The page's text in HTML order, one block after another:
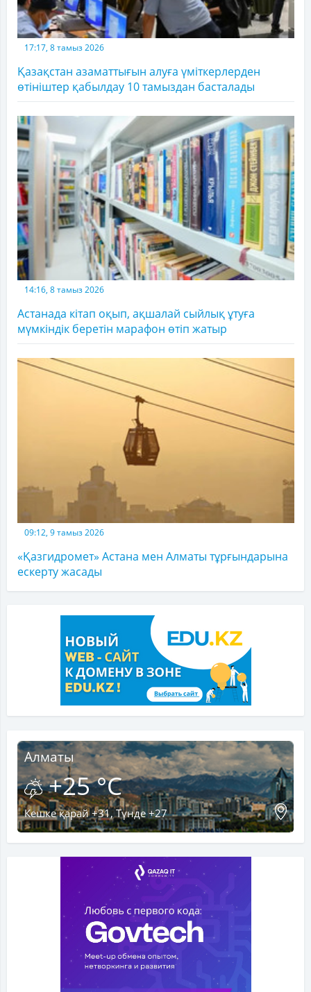
17:17, 8 тамыз 2026
Қазақстан азаматтығын алуға үміткерлерден
өтініштер қабылдау 10 тамыздан басталады
14:16, 8 тамыз 2026
Астанада кітап оқып, ақшалай сыйлық ұтуға
мүмкіндік беретін марафон өтіп жатыр
09:12, 9 тамыз 2026
«Қазгидромет» Астана мен Алматы тұрғындарына
ескерту жасады
Алматы
+25 °C
Кешке қарай +31, Түнде +27